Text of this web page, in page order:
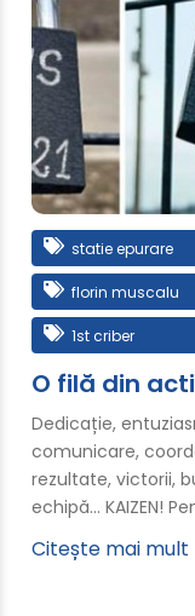
statie epurare
florin muscalu
1st criber
O filă din
Dedicație,
comunicare,
rezultate, victorii,
echipă... KAIZEN!
Citește mai mult